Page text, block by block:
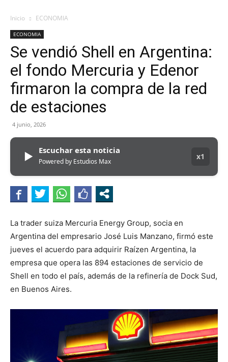
Inicio ECONOMIA
ECONOMIA
Se vendió Shell en Argentina:
el fondo Mercuria y Edenor
firmaron la compra de la red
de estaciones
4 junio, 2026
▶ Escuchar esta noticia
Powered by Estudios Max
x1
La trader suiza Mercuria Energy Group, socia en
Argentina del empresario José Luis Manzano, firmó este
jueves el acuerdo para adquirir Raízen Argentina, la
empresa que opera las 894 estaciones de servicio de
Shell en todo el país, además de la refinería de Dock Sud,
en Buenos Aires.